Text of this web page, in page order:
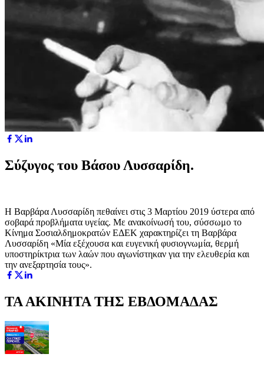
Σύζυγος του Βάσου Λυσσαρίδη.
Η Βαρβάρα Λυσσαρίδη πεθαίνει στις 3 Μαρτίου 2019 ύστερα από
σοβαρά προβλήματα υγείας. Με ανακοίνωσή του, σύσσωμο το
Κίνημα Σοσιαλδημοκρατών ΕΔΕΚ χαρακτηρίζει τη Βαρβάρα
Λυσσαρίδη «Μία εξέχουσα και ευγενική φυσιογνωμία, θερμή
υποστηρίκτρια των λαών που αγωνίστηκαν για την ελευθερία και
την ανεξαρτησία τους».
ΤΑ ΑΚΙΝΗΤΑ ΤΗΣ ΕΒΔΟΜΑΔΑΣ